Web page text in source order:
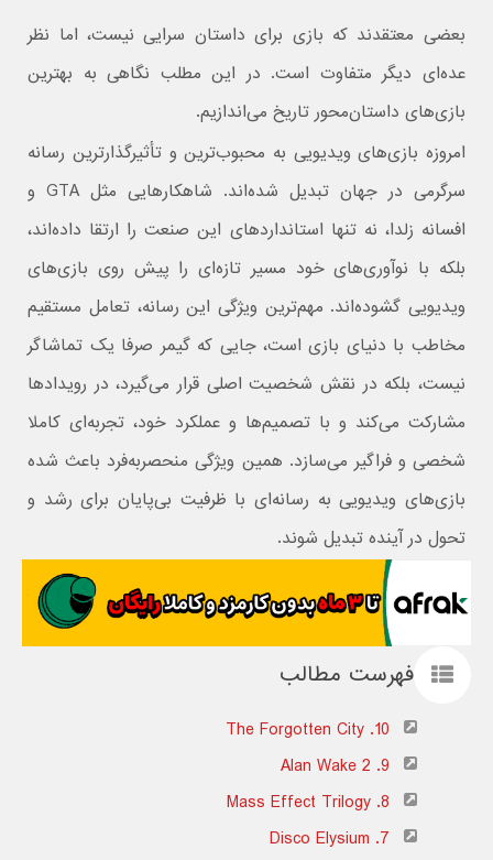
بعضی معتقدند که بازی برای داستان سرایی نیست، اما نظر
عده‌ای دیگر متفاوت است. در این مطلب نگاهی به بهترین
بازی‌های داستان‌محور تاریخ می‌اندازیم.
امروزه بازی‌های ویدیویی به محبوب‌ترین و تأثیرگذارترین رسانه
سرگرمی در جهان تبدیل شده‌اند. شاهکارهایی مثل GTA و
افسانه زلدا، نه‌ تنها استانداردهای این صنعت را ارتقا داده‌اند،
بلکه با نوآوری‌های خود مسیر تازه‌ای را پیش روی بازی‌های
ویدیویی گشوده‌اند. مهم‌ترین ویژگی این رسانه، تعامل مستقیم
مخاطب با دنیای بازی است، جایی که گیمر صرفا یک تماشاگر
نیست، بلکه در نقش شخصیت اصلی قرار می‌گیرد، در رویدادها
مشارکت می‌کند و با تصمیم‌ها و عملکرد خود، تجربه‌ای کاملا
شخصی و فراگیر می‌سازد. همین ویژگی منحصربه‌فرد باعث شده
بازی‌های ویدیویی به رسانه‌ای با ظرفیت بی‌پایان برای رشد و
تحول در آینده تبدیل شوند.
فهرست مطالب
10. The Forgotten City
9. Alan Wake 2
8. Mass Effect Trilogy
7. Disco Elysium